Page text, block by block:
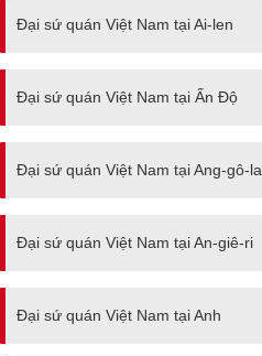
Đại sứ quán Việt Nam tại Ai-len
Đại sứ quán Việt Nam tại Ấn Độ
Đại sứ quán Việt Nam tại Ang-gô-la
Đại sứ quán Việt Nam tại An-giê-ri
Đại sứ quán Việt Nam tại Anh